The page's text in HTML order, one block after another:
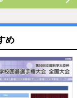
め